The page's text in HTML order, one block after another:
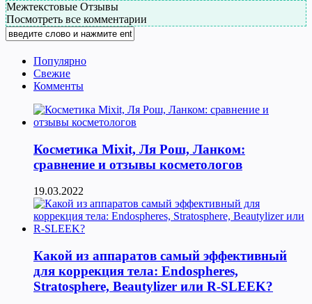
Межтекстовые Отзывы
Посмотреть все комментарии
Популярно
Свежие
Комменты
Косметика Мixit, Ля Рош, Ланком:
сравнение и отзывы косметологов
19.03.2022
Какой из аппаратов самый эффективный
для коррекция тела: Endospheres,
Stratosphere, Beautylizer или R-SLEEK?